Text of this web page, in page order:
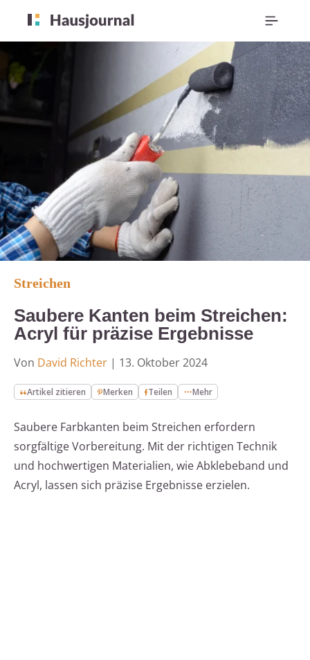
Streichen
Saubere Kanten beim Streichen:
Acryl für präzise Ergebnisse
Von David Richter | 13. Oktober 2024
Artikel zitieren Merken Teilen Mehr
Saubere Farbkanten beim Streichen erfordern
sorgfältige Vorbereitung. Mit der richtigen Technik
und hochwertigen Materialien, wie Abklebeband und
Acryl, lassen sich präzise Ergebnisse erzielen.